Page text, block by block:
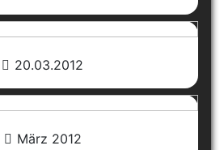
20.03.2012
März 2012